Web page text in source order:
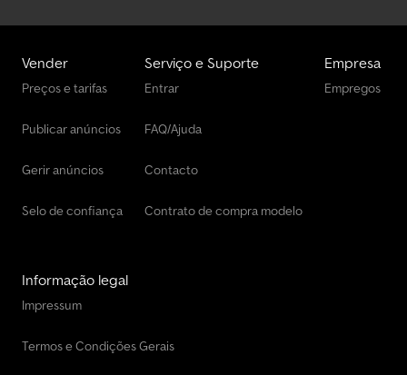
Vender
Preços e tarifas
Publicar anúncios
Gerir anúncios
Selo de confiança
Serviço e Suporte
Entrar
FAQ/Ajuda
Contacto
Contrato de compra modelo
Empresa
Empregos
Informação legal
Impressum
Termos e Condições Gerais